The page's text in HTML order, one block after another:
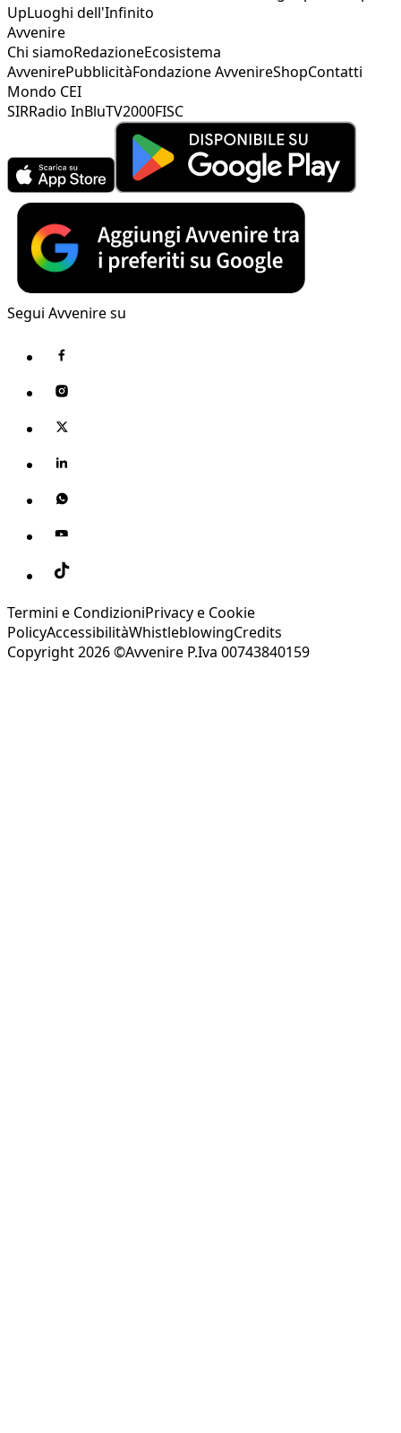
UpLuoghi dell'Infinito
Avvenire
Chi siamoRedazioneEcosistema
AvvenirePubblicitàFondazione AvvenireShopContatti
Mondo CEI
SIRRadio InBluTV2000FISC
Segui Avvenire su
Termini e CondizioniPrivacy e Cookie
PolicyAccessibilitàWhistleblowingCredits
Copyright 2026 ©Avvenire P.Iva 00743840159